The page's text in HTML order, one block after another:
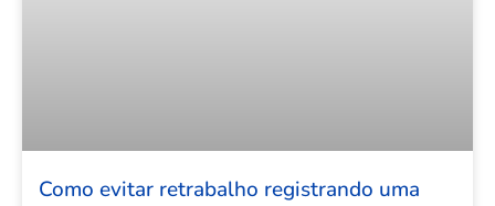
Como evitar retrabalho registrando uma